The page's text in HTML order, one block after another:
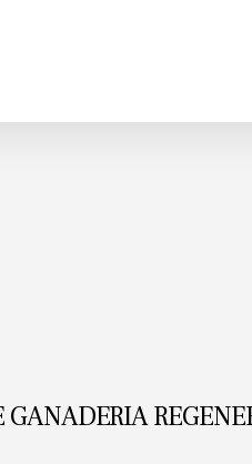
GANADERIA